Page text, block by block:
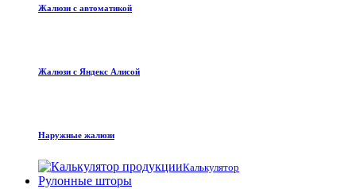
Жалюзи с автоматикой
Жалюзи с Яндекс Алисой
Наружные жалюзи
Калькулятор
Рулонные шторы